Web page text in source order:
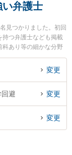
弁護士
見つかりました。初回
持つ弁護士なども掲載
あり等の細かな分野
の長坂 正弁護士や松村
護士費用、強みなどが
で逮捕による解雇回
』などでお困りの相談
変更
避 変更
変更